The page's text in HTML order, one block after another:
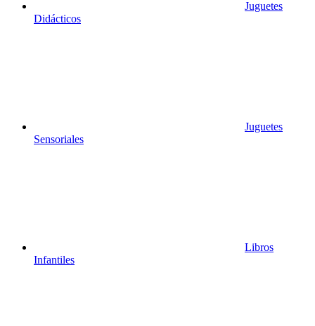
Juguetes
Didácticos
Juguetes
Sensoriales
Libros
Infantiles